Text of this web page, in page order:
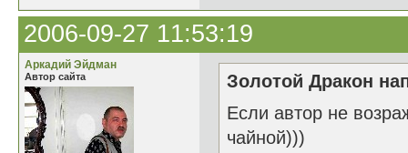
2006-09-27 11:53:19
Аркадий Эйдман
Автор сайта
Золотой Дракон
Если автор не
чайной)))